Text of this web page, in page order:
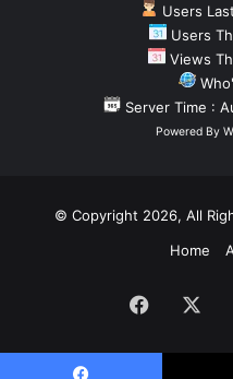
Users
Users
Views
Server Time :
Powered By
© Copyright 2026, All
Home